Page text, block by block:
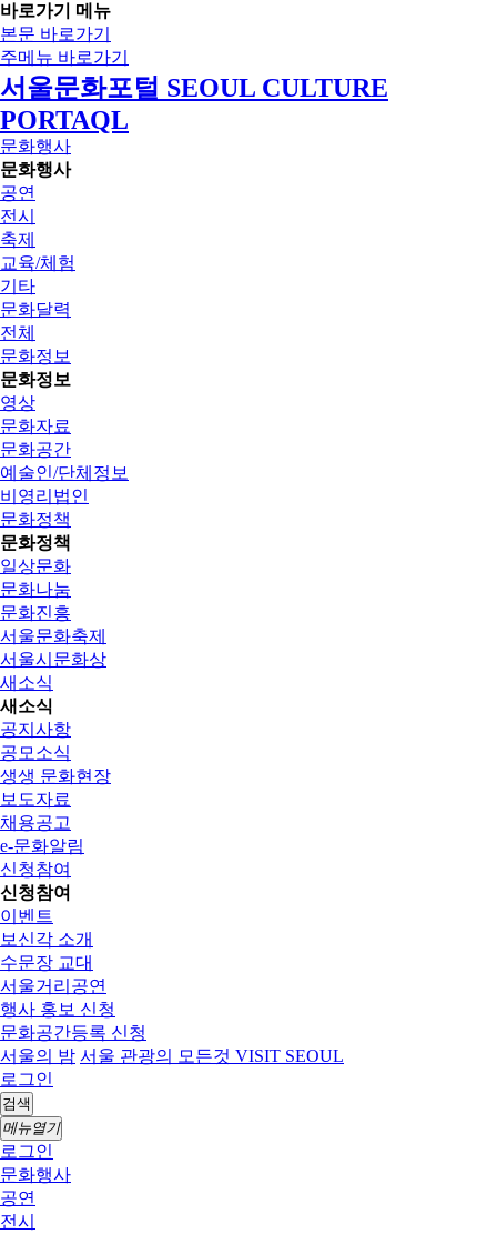
바로가기 메뉴
본문 바로가기
주메뉴 바로가기
서울문화포털 SEOUL CULTURE
PORTAQL
문화행사
문화행사
공연
전시
축제
교육/체험
기타
문화달력
전체
문화정보
문화정보
영상
문화자료
문화공간
예술인/단체정보
비영리법인
문화정책
문화정책
일상문화
문화나눔
문화진흥
서울문화축제
서울시문화상
새소식
새소식
공지사항
공모소식
생생 문화현장
보도자료
채용공고
e-문화알림
신청참여
신청참여
이벤트
보신각 소개
수문장 교대
서울거리공연
행사 홍보 신청
문화공간등록 신청
서울의 밤 서울 관광의 모든것 VISIT SEOUL
로그인
검색
메뉴열기
로그인
문화행사
공연
전시